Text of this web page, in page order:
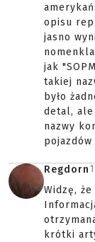
opisu
jasno
jak
takiej
było
detal,
nazwy
Regdorn
Widzę,
krótki